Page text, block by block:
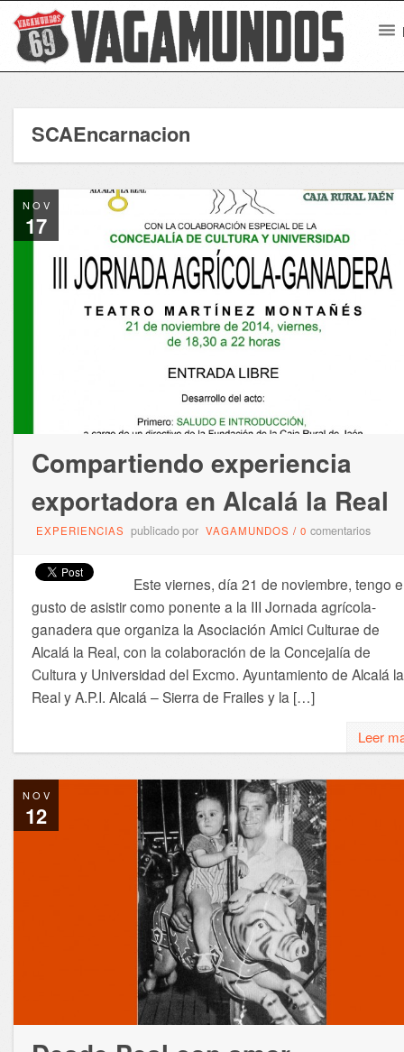
SCAEncarnacion
NOV
17
Compartiendo experiencia
exportadora en Alcalá la Real
EXPERIENCIAS publicado por VAGAMUNDOS / 0 comentarios
Este viernes, día 21 de noviembre, tengo
gusto de asistir como ponente a la III Jornada agrícola-
ganadera que organiza la Asociación Amici Culturae de
Alcalá la Real, con la colaboración de la Concejalía de
Cultura y Universidad del Excmo. Ayuntamiento de Alcalá la
Real y A.P.I. Alcalá – Sierra de Frailes y la […]
Leer
NOV
12